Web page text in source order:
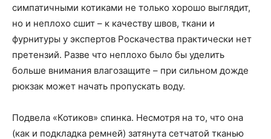
симпатичными котиками не только хорошо выглядит,
но и неплохо сшит – к качеству швов, ткани и
фурнитуры у экспертов Роскачества практически нет
претензий. Разве что неплохо было бы уделить
больше внимания влагозащите – при сильном дожде
рюкзак может начать пропускать воду.
Подвела «Котиков» спинка. Несмотря на то, что она
(как и подкладка ремней) затянута сетчатой тканью